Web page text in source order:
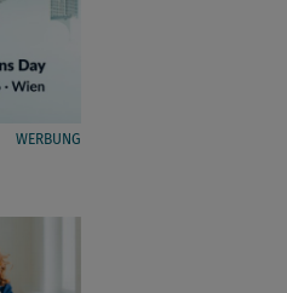
WERBUNG